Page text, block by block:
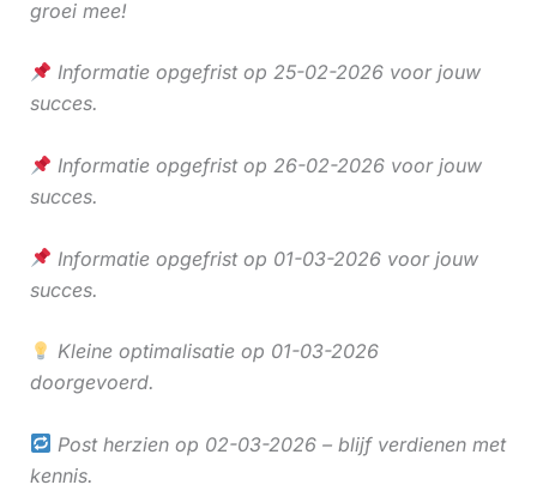
groei mee!
Informatie opgefrist op 25-02-2026 voor jouw
succes.
Informatie opgefrist op 26-02-2026 voor jouw
succes.
Informatie opgefrist op 01-03-2026 voor jouw
succes.
Kleine optimalisatie op 01-03-2026
doorgevoerd.
Post herzien op 02-03-2026 – blijf verdienen met
kennis.